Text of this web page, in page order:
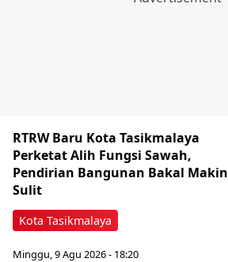
Kota Tasikmalaya
RTRW Baru Kota Tasikmalaya
Perketat Alih Fungsi Sawah,
Pendirian Bangunan Bakal Makin
Sulit
Minggu, 9 Agu 2026 - 18:20